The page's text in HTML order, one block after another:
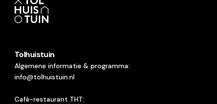
Tolhuistuin
Algemene informatie & programma:
info@tolhuistuin.nl
Café-restaurant THT: